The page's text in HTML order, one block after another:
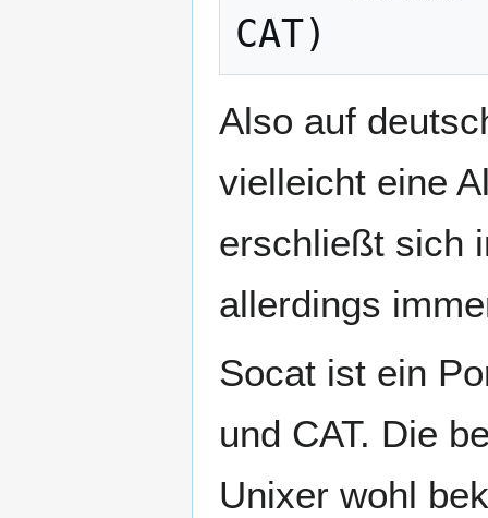
Also auf
vielleicht eine
erschließt sich
allerdings
Socat ist ein
und CAT. Die
Unixer wohl